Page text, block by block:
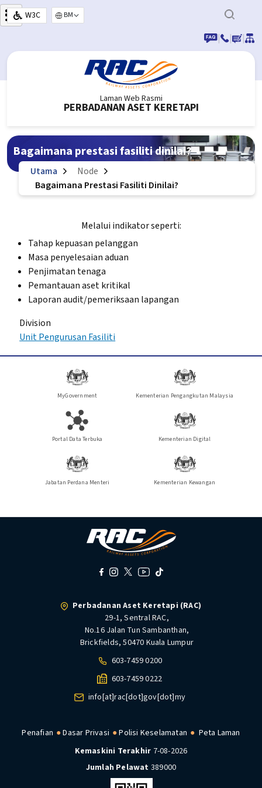
Langkau ke kandungan utama
W3C
Select your language
|
| |
Laman Web Rasmi
PERBADANAN ASET KERETAPI
Bagaimana prestasi fasiliti dinilai?
Utama
Node
Bagaimana Prestasi Fasiliti Dinilai?
Melalui indikator seperti:
Tahap kepuasan pelanggan
Masa penyelesaian aduan
Penjimatan tenaga
Pemantauan aset kritikal
Laporan audit/pemeriksaan lapangan
Division
Unit Pengurusan Fasiliti
MyGovernment Kementerian Pengangkutan Malaysia
Portal Data Terbuka Kementerian Digital
Jabatan Perdana Menteri Kementerian Kewangan
Perbadanan Aset Keretapi (RAC)
29-1, Sentral RAC,
No.16 Jalan Tun Sambanthan,
Brickfields, 50470 Kuala Lumpur
603-7459 0200
603-7459 0222
info[at]rac[dot]gov[dot]my
Penafian Dasar Privasi Polisi Keselamatan
Peta Laman
Kemaskini Terakhir 7-08-2026
Jumlah Pelawat 389000